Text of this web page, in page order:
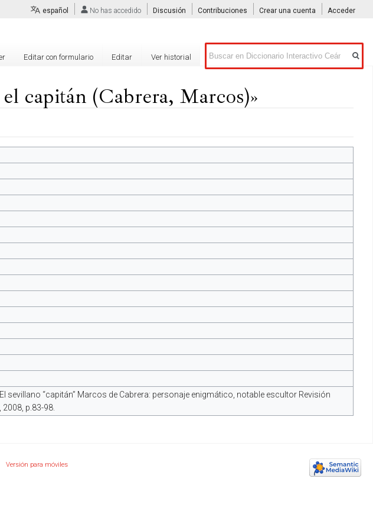
capitán (Cabrera, Marcos)»
sevillano “capitán” Marcos de Cabrera: personaje enigmático, notable escultor Revisión
p.83-98.
español No has accedido Discusión Contribuciones Crear una cuenta Acceder
Editar con formulario Editar Ver historial
Buscar
Versión para móviles